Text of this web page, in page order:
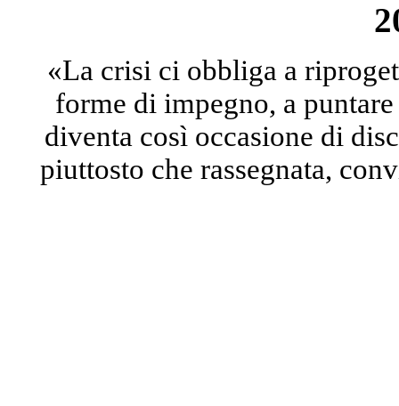
«La crisi ci obbliga a
forme di impegno, a
diventa così occasione di
piuttosto che rassegnata,